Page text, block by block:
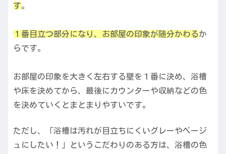
す。
１番目立つ部分になり、お部屋の印象が随分かわるか
らです。
お部屋の印象を大きく左右する壁を１番に決め、浴槽
や床を決めてから、最後にカウンターや収納などの色
を決めていくとまとまりやすいです。
ただし、「浴槽は汚れが目立ちにくいグレーやベージ
ュにしたい！」というこだわりのある方は、浴槽の色